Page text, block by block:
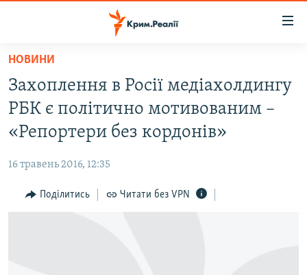
Перейти
основного
матеріалу
Перейти
до
основної
навігації
Перейти
до
ВІДЕО ТА ФОТО
БЛОГИ
ПОГЛЯД
НОВИНИ
Захоплення в Росії медіахолдингу
РБК є політично мотивованим –
«Репортери без кордонів»
16 травень 2016, 12:35
Поділитись Читати без VPN